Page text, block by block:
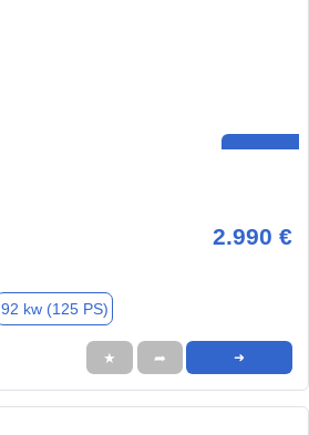
2.990 €
92 kw (125 PS)
★ ➦ ➜